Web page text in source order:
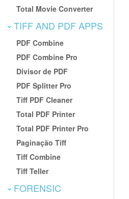
Total Movie Converter
TIFF AND PDF APPS
PDF Combine
PDF Combine Pro
Divisor de PDF
PDF Splitter Pro
Tiff PDF Cleaner
Total PDF Printer
Total PDF Printer Pro
Paginação Tiff
Tiff Combine
Tiff Teller
FORENSIC